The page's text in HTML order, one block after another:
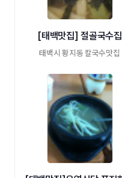
[태백맛집] 절골국수집
태백시 황지동 칼국수맛집